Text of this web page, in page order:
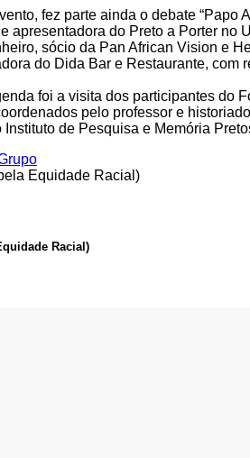
fez parte ainda o debate
apresentadora do Preto a Porter
sócio da Pan African Vision e
do Dida Bar e Restaurante, com
foi a visita dos participantes do
pelo professor e
de Pesquisa e Memória
Racial)